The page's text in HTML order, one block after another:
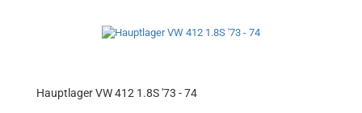
Hauptlager VW 412 1.8S '73 - 74